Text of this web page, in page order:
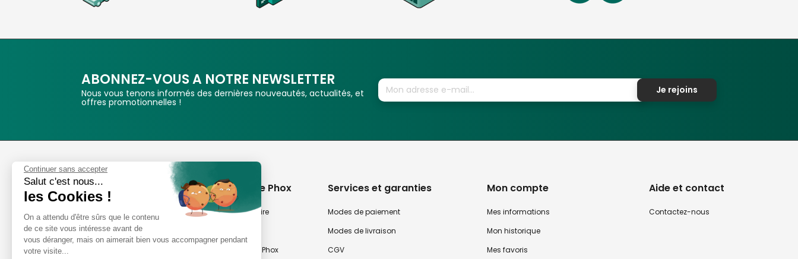
ABONNEZ-VOUS A NOTRE NEWSLETTER
Nous vous tenons informés des dernières nouveautés, actualités, et
offres promotionnelles !
Je rejoins
Phox
Spécialiste de l'image
Suivez-nous
A propos de Phox
Notre savoir-faire
Nos magasins Phox
Services et garanties
Modes de paiement
Modes de livraison
CGV
Mon compte
Mes informations
Mon historique
Mes favoris
Aide et contact
Contactez-nous
Continuer sans accepter
Salut c'est nous...
les Cookies !
On a attendu d'être sûrs que le contenu
de ce site vous intéresse avant de
vous déranger, mais on aimerait bien vous accompagner pendant
votre visite...